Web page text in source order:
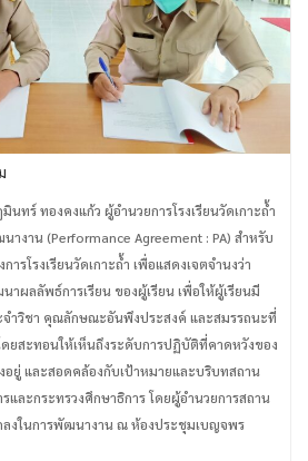
ทร์ ทองคงแก้ว ผู้อำนวยการโรงเรียนวัดเกาะถ้ำ
างาน (Performance Agreement : PA) สำหรับ
ารโรงเรียนวัดเกาะถ้ำ เพื่อแสดงเจตจำนงว่า
าผลลัพธ์การเรียน ของผู้เรียน เพื่อให้ผู้เรียนมี
ำวิชา คุณลักษณะอันพึงประสงค์ และสมรรถนะที่
ยสะทอนให้เห็นถึงระดับการปฏิบัติที่คาดหวังของ
อยู่ และสอดคล้องกับเป้าหมายและบริบทสถาน
และกระทรวงศึกษาธิการ โดยผู้อำนวยการสถาน
งในการพัฒนางาน ณ ห้องประชุมเบญจพร